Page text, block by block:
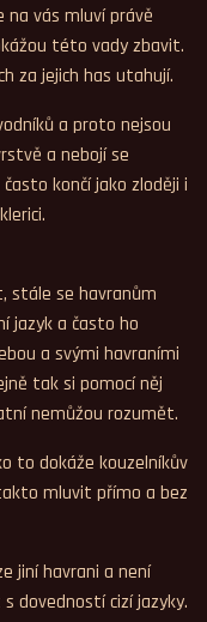
na vás mluví právě
této vady zbavit.
za jejich has utahují.
a proto nejsou
a nebojí se
končí jako zloději i
stále se havranům
jazyk a často ho
a svými havraními
tak si pomocí něj
nemůžou rozumět.
to dokáže kouzelníkův
mluvit přímo a bez
jiní havrani a není
dovedností cizí jazyky.